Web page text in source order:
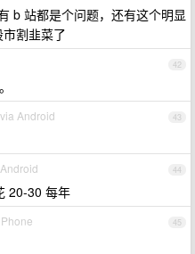
b 站都是个问题，还有这个明显
割韭菜了
42
43
Android
44
20-30 每年
45